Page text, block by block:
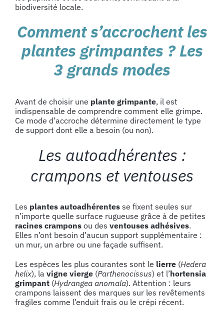
biodiversité locale.
Comment s’accrochent les
plantes grimpantes ? Les
3 grands modes
Avant de choisir une plante grimpante, il est
indispensable de comprendre comment elle grimpe.
Ce mode d’accroche détermine directement le type
de support dont elle a besoin (ou non).
Les autoadhérentes :
crampons et ventouses
Les plantes autoadhérentes se fixent seules sur
n’importe quelle surface rugueuse grâce à de petites
racines crampons ou des ventouses adhésives.
Elles n’ont besoin d’aucun support supplémentaire :
un mur, un arbre ou une façade suffisent.
Les espèces les plus courantes sont le lierre (Hedera
helix), la vigne vierge (Parthenocissus) et l’hortensia
grimpant (Hydrangea anomala). Attention : leurs
crampons laissent des marques sur les revêtements
fragiles comme l’enduit frais ou le crépi récent.